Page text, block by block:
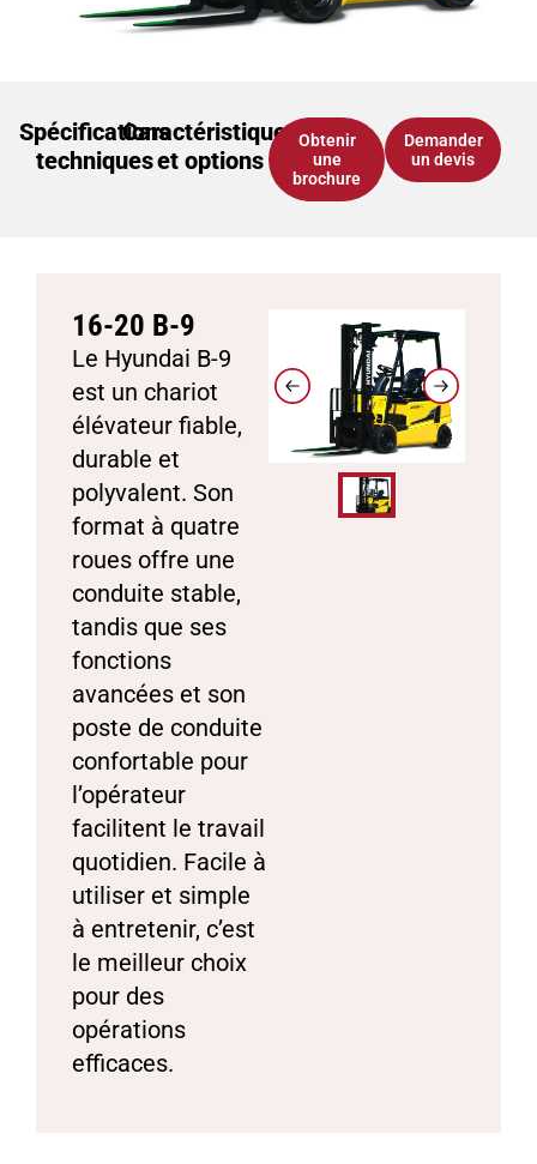
Spécifications
techniques
Caractéristiques
et options
Obtenir
une
brochure
Demander
un devis
16-20 B-9
Le Hyundai B-9
est un chariot
élévateur fiable,
durable et
polyvalent. Son
format à quatre
roues offre une
conduite stable,
tandis que ses
fonctions
avancées et son
poste de conduite
confortable pour
l’opérateur
facilitent le travail
quotidien. Facile à
utiliser et simple
à entretenir, c’est
le meilleur choix
pour des
opérations
efficaces.